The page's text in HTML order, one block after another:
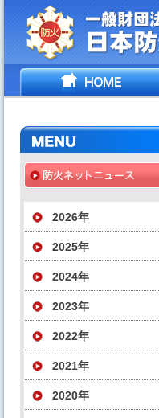
一般財団
HOME
2026年
2025年
2024年
2023年
2022年
2021年
2020年